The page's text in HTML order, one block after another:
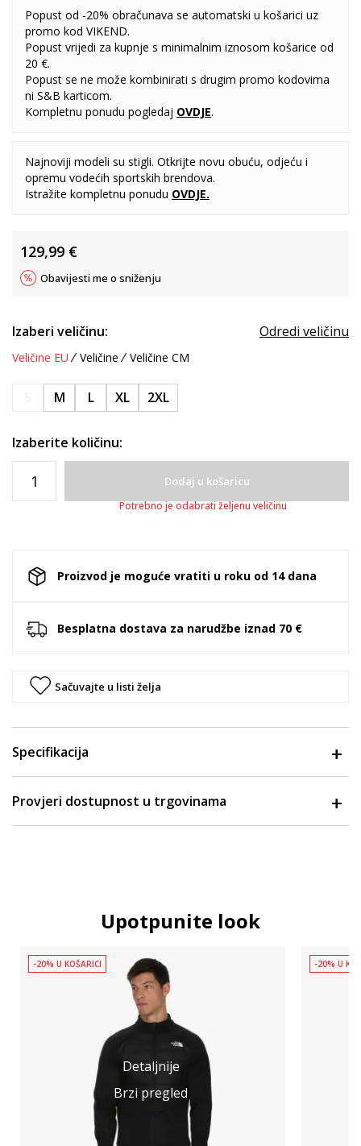
Popust od -20% obračunava se automatski u košarici uz
promo kod VIKEND.
Popust vrijedi za kupnje s minimalnim iznosom košarice od
20 €.
Popust se ne može kombinirati s drugim promo kodovima
ni S&B karticom.
Kompletnu ponudu pogledaj OVDJE.
Najnoviji modeli su stigli. Otkrijte novu obuću, odjeću i
opremu vodećih sportskih brendova.
Istražite kompletnu ponudu OVDJE.
129,99 €
Obavijesti me o sniženju
Izaberi veličinu: Odredi veličinu
Veličine EU Veličine Veličine CM
M L XL 2XL
Izaberite količinu:
Dodaj u košaricu
Potrebno je odabrati željenu veličinu
Proizvod je moguće vratiti u roku od 14 dana
Besplatna dostava za narudžbe iznad 70 €
Sačuvajte u listi želja
Specifikacija
Provjeri dostupnost u trgovinama
Upotpunite look
Detaljnije
Brzi pregled
-20% U KOŠARICI -20% U